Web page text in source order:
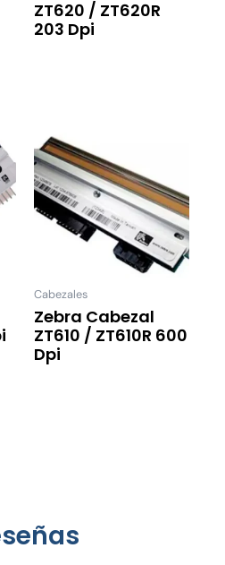
ZT620 / ZT620R
203 Dpi
Cabezales
Zebra Cabezal
ZT610 / ZT610R 600
Dpi